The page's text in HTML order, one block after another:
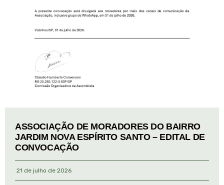
ASSOCIAÇÃO DE MORADORES DO BAIRRO
JARDIM NOVA ESPÍRITO SANTO – EDITAL DE
CONVOCAÇÃO
21 de julho de 2026